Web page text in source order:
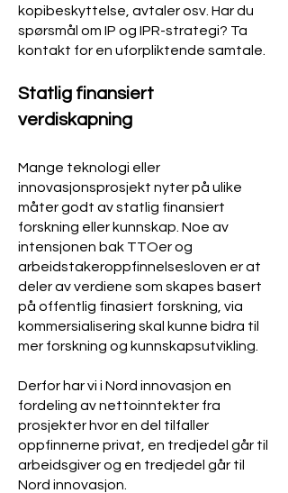
kopibeskyttelse, avtaler osv. Har du
spørsmål om IP og IPR-strategi? Ta
kontakt for en uforpliktende samtale.
Statlig finansiert
verdiskapning
Mange teknologi eller
innovasjonsprosjekt nyter på ulike
måter godt av statlig finansiert
forskning eller kunnskap. Noe av
intensjonen bak TTOer og
arbeidstakeroppfinnelsesloven er at
deler av verdiene som skapes basert
på offentlig finasiert forskning, via
kommersialisering skal kunne bidra til
mer forskning og kunnskapsutvikling.
Derfor har vi i Nord innovasjon en
fordeling av nettoinntekter fra
prosjekter hvor en del tilfaller
oppfinnerne privat, en tredjedel går til
arbeidsgiver og en tredjedel går til
Nord innovasjon.